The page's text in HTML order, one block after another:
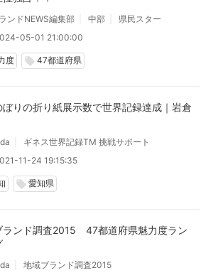
ンドNEWS編集部 中部
県民スター
05-01 21:00:00
度 local_offer 47都道府県
ぼりの折り紙展示数で世界記録達成｜岩倉
ギネス世界記録TM 挑戦サポート
11-24 19:15:35
local_offer 愛知県
ランド調査2015 47都道府県魅力度ラン
地域ブランド調査2015